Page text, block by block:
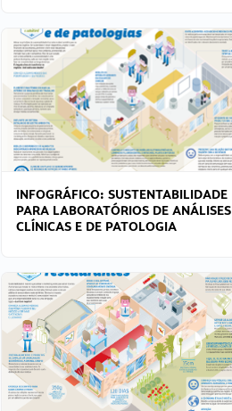
INFOGRÁFICO: SUSTENTABILIDADE
PARA LABORATÓRIOS DE ANÁLISES
CLÍNICAS E DE PATOLOGIA